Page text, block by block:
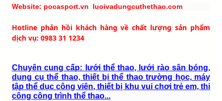
Website: pocasport.vn luoivadungcuthethao.com
Hotline phản hồi khách hàng về chất lượng sản phẩm
dịch vụ: 0983 31 1234
Chuyên cung cấp: lưới thể thao, lưới rào sân bóng,
dụng cụ thể thao, thiết bị thể thao trường học, máy
tập thể dục công viên, thiết bị khu vui chơi trẻ em, thi
công công trình thể thao...